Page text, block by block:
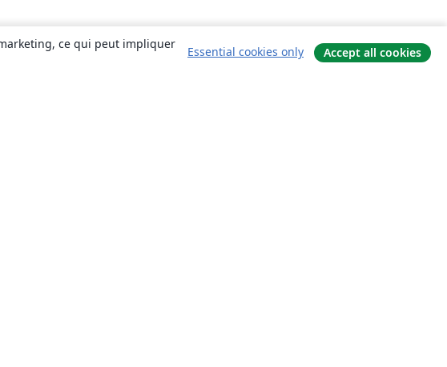
ce qui peut impliquer
Essential cookies only Accept all cookies